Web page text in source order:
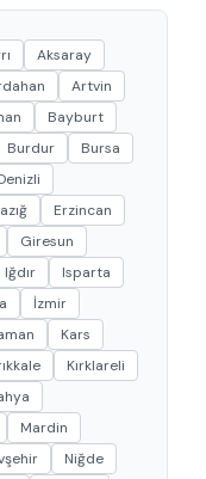
Aksaray
Artvin
Bayburt
Burdur
Bursa
Erzincan
Giresun
Iğdır
Isparta
İzmir
Kars
Kırklareli
Mardin
Niğde